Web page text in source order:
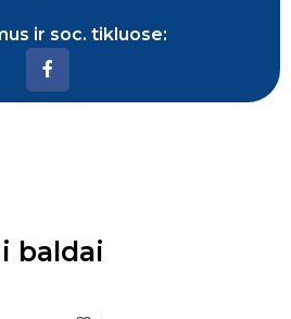
ir soc. tikluose:
baldai